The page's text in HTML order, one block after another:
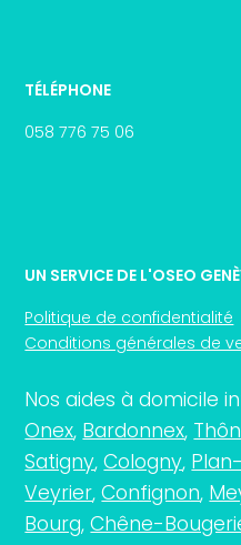
TÉLÉPHONE
058 776 75 06
UN SERVICE DE L'OSEO
Politique de confidentialité
Conditions générales de
Nos aides à domicile
Onex, Bardonnex,
Satigny,Cologny,
Veyrier,Confignon,
Bourg,Chêne-